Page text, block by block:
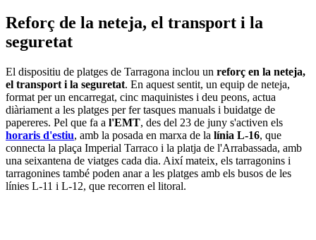
Reforç de la neteja, el transport i la
seguretat
El dispositiu de platges de Tarragona inclou un reforç en la neteja,
el transport i la seguretat. En aquest sentit, un equip de neteja,
format per un encarregat, cinc maquinistes i deu peons, actua
diàriament a les platges per fer tasques manuals i buidatge de
papereres. Pel que fa a l'EMT, des del 23 de juny s'activen els
horaris d'estiu, amb la posada en marxa de la línia L-16, que
connecta la plaça Imperial Tarraco i la platja de l'Arrabassada, amb
una seixantena de viatges cada dia. Així mateix, els tarragonins i
tarragonines també poden anar a les platges amb els busos de les
línies L-11 i L-12, que recorren el litoral.